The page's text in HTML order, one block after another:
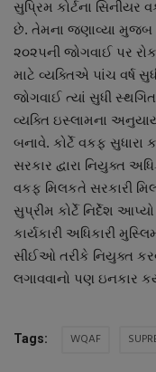
સુપ્રિમ કોર્ટના
છે. તેમના જણાવ્યા મુજબ
૨૦૨૫ની જોગવાઈ પર
માટે વ્યક્તિએ ૫ાંચ વર્ષ
જોગવાઈ ત્યાં સુધી
વ્યક્તિ ઇસ્લામના
બનાવે. કોર્ટે વકફ
સરકાર દ્વારા નિયુક્ત
વકફ મિલકતે સરકારી
સુપ્રીમ કોર્ટે નિર્દેશ
કાર્યકારી અધિકારી
સીઈઓ તરીકે નિયુક્ત
લગાવવાનો પણ ઇનકાર
Tags: WQAF